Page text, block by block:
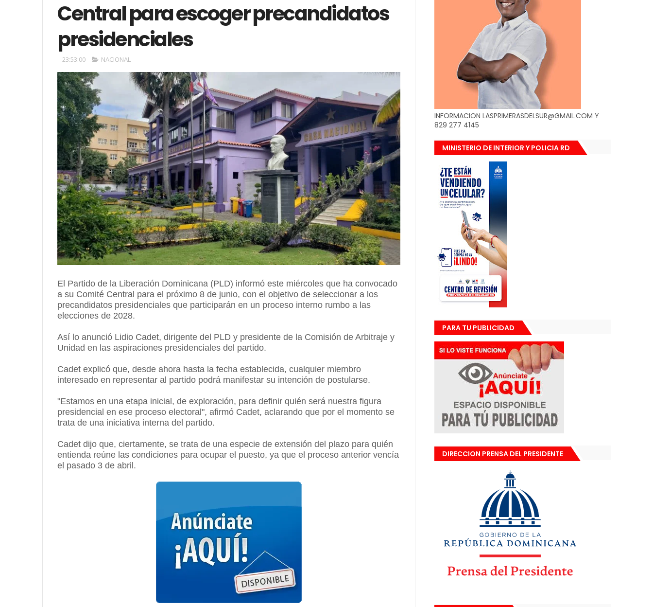
Central para escoger precandidatos
presidenciales
23:53:00 NACIONAL
El Partido de la Liberación Dominicana (PLD) informó este miércoles que ha convocado
a su Comité Central para el próximo 8 de junio, con el objetivo de seleccionar a los
precandidatos presidenciales que participarán en un proceso interno rumbo a las
elecciones de 2028.
Así lo anunció Lidio Cadet, dirigente del PLD y presidente de la Comisión de Arbitraje y
Unidad en las aspiraciones presidenciales del partido.
Cadet explicó que, desde ahora hasta la fecha establecida, cualquier miembro
interesado en representar al partido podrá manifestar su intención de postularse.
"Estamos en una etapa inicial, de exploración, para definir quién será nuestra figura
presidencial en ese proceso electoral", afirmó Cadet, aclarando que por el momento se
trata de una iniciativa interna del partido.
Cadet dijo que, ciertamente, se trata de una especie de extensión del plazo para quién
entienda reúne las condiciones para ocupar el puesto, ya que el proceso anterior vencía
el pasado 3 de abril.
INFORMACION LASPRIMERASDELSUR@GMAIL.COM Y
829 277 4145
MINISTERIO DE INTERIOR Y POLICIA RD
PARA TU PUBLICIDAD
DIRECCION PRENSA DEL PRESIDENTE